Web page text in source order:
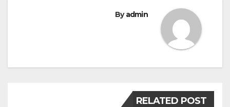
Byadmin
RELATED POST